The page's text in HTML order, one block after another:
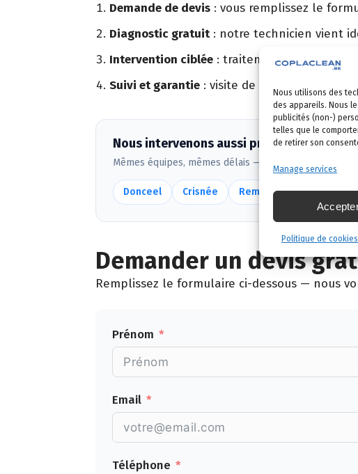
Nous utilisons des
des appareils. Nous
publicités (non-)
telles que le
de retirer son
Manage services
Politique de cookies
Demande de devis : vous remplissez le
Diagnostic gratuit: notre technicien vient
Intervention ciblée : traitement adapté,
Suivi et garantie : visite de contrôle et
Nous intervenons aussi près de Oreye
Mêmes équipes, mêmes délais — voir toutes nos
Donceel Crisnée Remicourt Fexhe-le-
Demander un devis
Remplissez le formulaire ci-dessous — nous
Prénom
Email
Téléphone